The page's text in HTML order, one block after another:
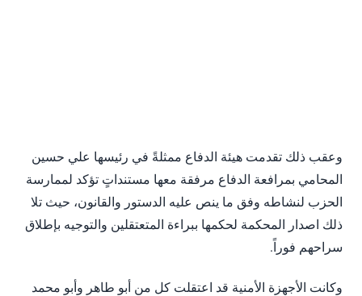
وعقب ذلك تقدمت هيئة الدفاع ممثلةً في رئيسها علي حسين
المحامي بمرافعة الدفاع مرفقة معها مستنداتٍ تؤكد لممارسة
الحزب لنشاطه وفق ما ينص عليه الدستور والقانون، حيث تلا
ذلك اصدار المحكمة لحكمها ببراءة المتعتقلين والتوجيه بإطلاق
سراحهم فوراً.
وكانت الأجهزة الأمنية قد اعتقلت كل من أبو طاهر وأبو محمد